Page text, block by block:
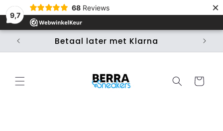
9,7
68 Reviews ×
Skip to
content
Betaal later met Klarna
Cart